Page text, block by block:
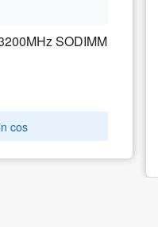
DDR4 CL16
Impact
in cos